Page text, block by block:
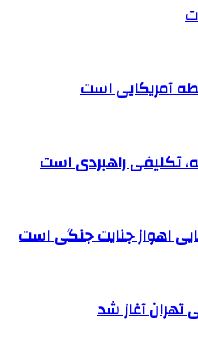
آمریکایی است
تکلیفی راهبردی است
اهواز جنایت جنگی است
آغاز شد